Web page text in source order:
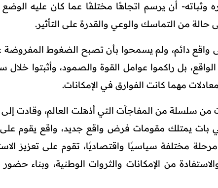
وثباته- أن يرسم اتجاهًا مختلفًا عما كان عليه
حالة من التماسك والوعي والقدرة على التأثير.
واقع دائم، ولم يسمحوا بأن تصبح الضغوط المفروضة
بل راكموا عوامل القوة والصمود، وأثبتوا خلال
مهما كانت الفوارق في الإمكانات.
من سلسلة من المفاجآت التي أذهلت العالم، وقادت إلى
بات يمتلك مقومات فرض واقع جديد، واقع يقوم على
مختلفة سياسيًا واقتصاديًا، تقوم على تعزيز
من الإمكانات والثروات الوطنية، وبناء